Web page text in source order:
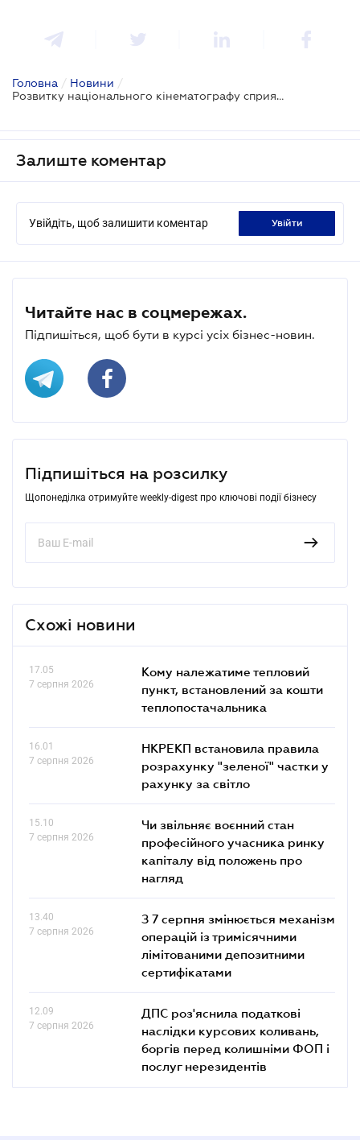
Головна / Новини /
Розвитку національного кінематографу сприятиме профільний закон
Залиште коментар
Увійдіть, щоб залишити коментар увійти
Читайте нас в соцмережах.
Підпишіться, щоб бути в курсі усіх бізнес-новин.
Підпишіться на розсилку
Щопонеділка отримуйте weekly-digest про ключові події бізнесу
Схожі новини
17.05
7 серпня 2026
Кому належатиме тепловий
пункт, встановлений за кошти
теплопостачальника
16.01
7 серпня 2026
НКРЕКП встановила правила
розрахунку "зеленої" частки у
рахунку за світло
15.10
7 серпня 2026
Чи звільняє воєнний стан
професійного учасника ринку
капіталу від положень про
нагляд
13.40
7 серпня 2026
З 7 серпня змінюється механізм
операцій із тримісячними
лімітованими депозитними
сертифікатами
12.09
7 серпня 2026
ДПС роз'яснила податкові
наслідки курсових коливань,
боргів перед колишніми ФОП і
послуг нерезидентів